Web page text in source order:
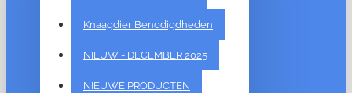
Knaagdier Benodigdheden
NIEUW - DECEMBER 2025
NIEUWE PRODUCTEN